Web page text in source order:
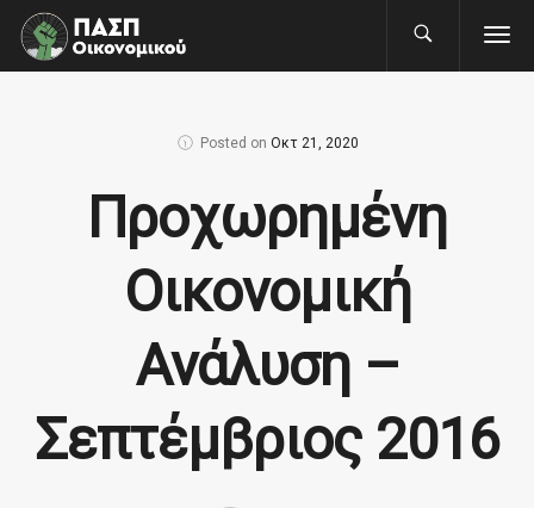
Posted on Οκτ 21, 2020
Προχωρημένη
Οικονομική
Ανάλυση –
Σεπτέμβριος 2016